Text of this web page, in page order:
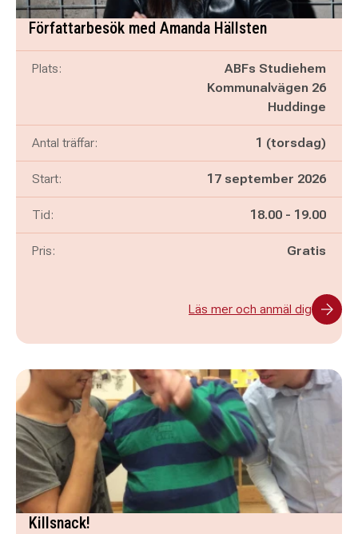
Författarbesök med Amanda Hällsten
Plats:
ABFs Studiehem
Kommunalvägen 26
Huddinge
Antal träffar: 1 (torsdag)
Start: 17 september 2026
Tid: Pågår mellan
18.00 - och
19.00
Pris: Gratis
Läs mer och anmäl dig
Killsnack!